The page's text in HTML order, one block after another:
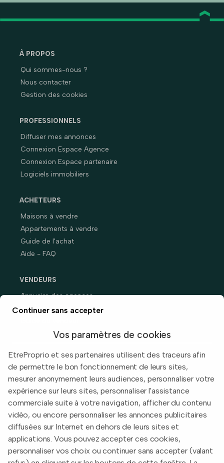
À PROPOS
Qui sommes-nous ?
Nous contacter
Gestion des cookies
PROFESSIONNELS
Diffuser mes annonces
Connexion Espace Agence
Connexion Espace partenaire
Logiciels immobiliers
ACHETEURS
Maisons à vendre
Appartements à vendre
Guide de l'achat
Aide - FAQ
VENDEURS
Annuaire des agences
Prix immobiliers en France
Informations légales
Conditions d'utilisation
Politique de confidentialité
2026 EtreProprio.com
Continuer sans accepter
Vos paramètres de cookies
EtreProprio et ses partenaires utilisent des traceurs afin
de permettre le bon fonctionnement de leurs sites,
mesurer anonymement leurs audiences, personnaliser votre
expérience sur leurs sites, personnaliser l'assistance
commerciale suite à votre navigation, afficher du contenu
vidéo, ou encore personnaliser les annonces publicitaires
diffusées sur Internet en dehors de leurs sites et
applications. Vous pouvez accepter ces cookies,
personnaliser vos choix ou continuer sans accepter (valant